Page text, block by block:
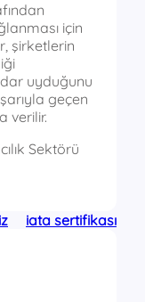
için
şirketlerin
uyduğunu
geçen
verilir.
Sektörü
iata sertifikası